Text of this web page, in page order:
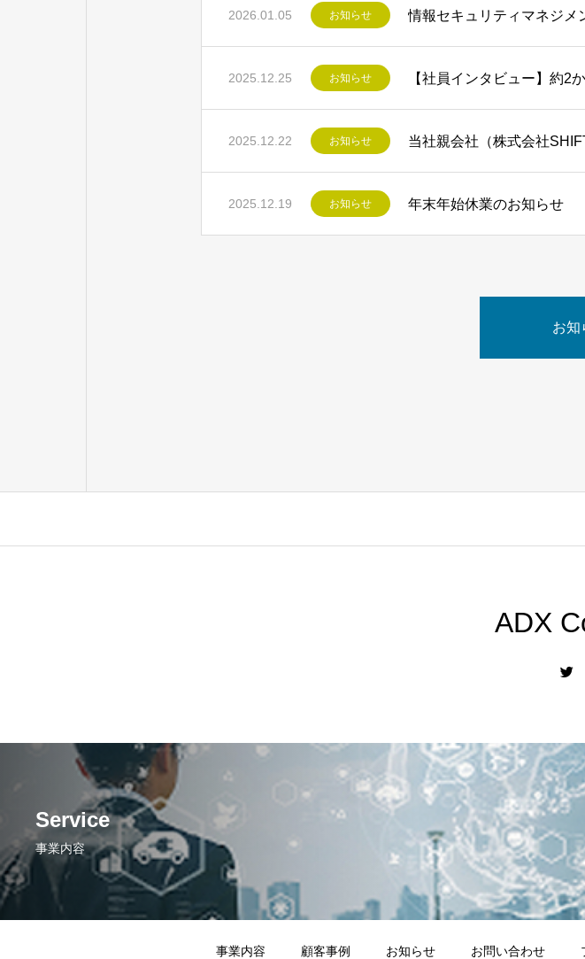
2026.01.05 お知らせ 情報セキュリティマネジメ
2025.12.25 お知らせ
2025.12.22 お知らせ
2025.12.19 お知らせ 年末年始休業のお知らせ
お知
ADX
Service
事業内容
事業内容 顧客事例 お知らせ お問い合わせ